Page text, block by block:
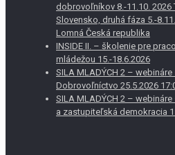
dobrovoľníkov 8.-11.10. 2026
Slovensko, druhá fáza 5.-
Lomná Česká republika
INSIDE II. – školenie pre
mládežou 15.-18.6.2026
SILA MLADÝCH 2 – webináre
Dobrovoľníctvo 25.5.2026
SILA MLADÝCH 2 –
a zastupiteľská demokracia